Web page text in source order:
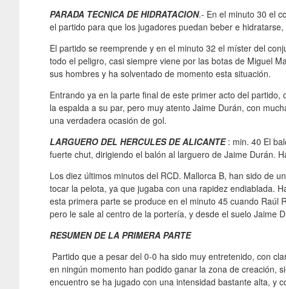
PARADA TECNICA DE HIDRATACION.- En el minuto 30 el
el partido para que los jugadores puedan beber e
El partido se reemprende y en el minuto 32 el míster del
todo el peligro, casi siempre viene por las botas de Miguel
sus hombres y ha solventado de momento esta situación.
Entrando ya en la parte final de este primer acto del
la espalda a su par, pero muy atento Jaime Durán, con
una verdadera ocasión de gol.
LARGUERO DEL HERCULES DE ALICANTE: min. 40 El
fuerte chut, dirigiendo el balón al larguero de Jaime Durán.
Los diez últimos minutos del RCD. Mallorca B, han sido de
tocar la pelota, ya que jugaba con una rapidez endiablada.
esta primera parte se produce en el minuto 45 cuando Raúl
pero le sale al centro de la portería, y desde el suelo Jaime
RESUMEN DE LA PRIMERA PARTE
Partido que a pesar del 0-0 ha sido muy entretenido, con
en ningún momento han podido ganar la zona de creación,
encuentro se ha jugado con una intensidad bastante alta, y